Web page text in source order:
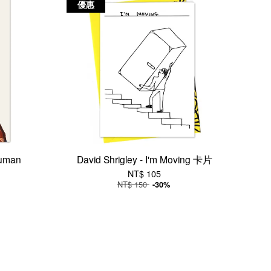
優惠
David Shrigley - I'm Moving 卡片
NT$ 105
NT$ 150 -30%